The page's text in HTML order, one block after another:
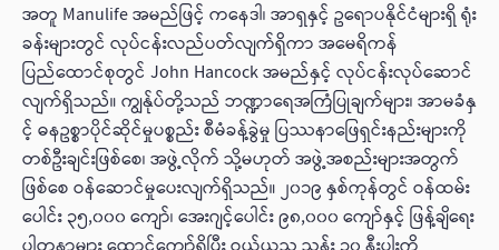
အတူ Manulifeအမည်ဖြင့် ကနေဒါ၊ အာရှနှင့် ဥရောပနိုင်ငံများရှိ ရုံး
ခန်းများတွင် လုပ်ငန်းလည်ပတ်လျက်ရှိကာ အမေရိကန်
ပြည်ထောင်စုတွင် John Hancock အမည်နှင့် လုပ်ငန်းလုပ်ဆောင်
လျက်ရှိသည်။ ကျွန်ုပ်တို့သည် ဘဏ္ဍာရေအကြံပြုချက်များ၊ အာမခံနှ
င့် ဓနဥစ္စာပိုင်ဆိုင်မှုပစ္စည်း စီမံခန့်ခွဲမှု ပြဿနာဖြေရှင်းနည်းများကို
တစ်ဦးချင်းဖြစ်စေ၊ အဖွဲ့လိုက် သို့မဟုတ် အဖွဲ့အစည်းများအတွက်
ဖြစ်စေ ဝန်ဆောင်မှုပေးလျက်ရှိသည်။ ၂၀၁၉ နှစ်ကုန်တွင် ဝန်ထမ်း
ပေါင်း ၃၅,၀၀၀ ကျော်၊ အေးဂျင့်ပေါင်း ၉၈,၀၀၀ ကျော်နှင့် ဖြန့်ချိရေး